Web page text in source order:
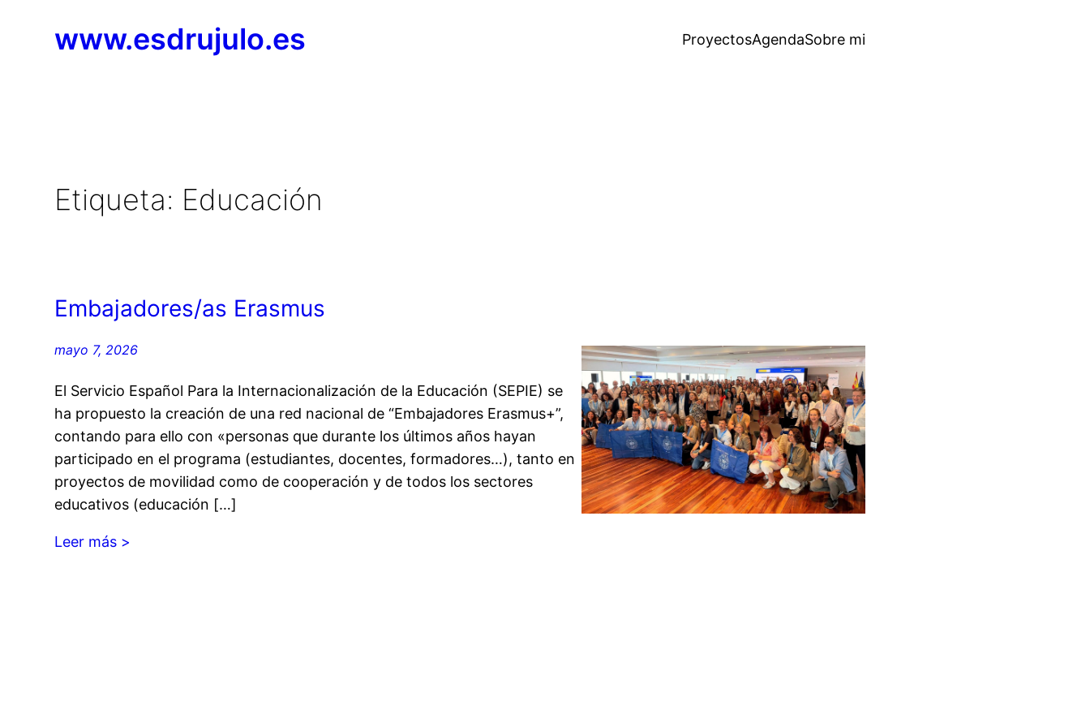
www.esdrujulo.es ProyectosAgendaSobre mi
Etiqueta: Educación
Embajadores/as Erasmus
mayo 7, 2026
El Servicio Español Para la Internacionalización de la Educación (SEPIE) se
ha propuesto la creación de una red nacional de “Embajadores Erasmus+”,
contando para ello con «personas que durante los últimos años hayan
participado en el programa (estudiantes, docentes, formadores…), tanto en
proyectos de movilidad como de cooperación y de todos los sectores
educativos (educación […]
Leer más >